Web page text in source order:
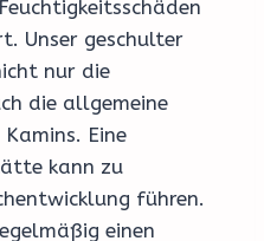
Unser geschulter
nur die
die allgemeine
Eine
kann zu
führen.
einen